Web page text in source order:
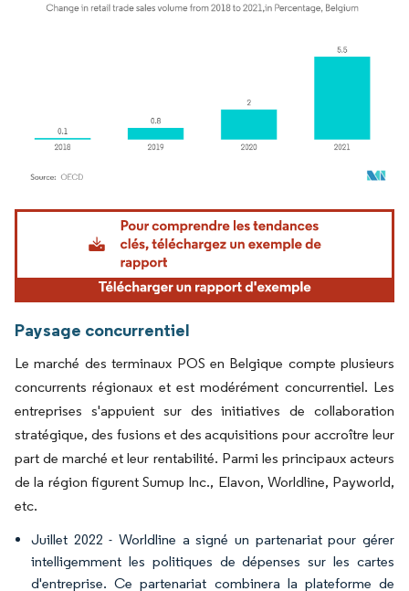
Image © Mordor Intelligence. La réutilisation nécessite une attribution sous CC BY
Paysage concurrentiel
Le marché des terminaux POS en Belgique compte plusieurs
concurrents régionaux et est modérément concurrentiel. Les
entreprises s'appuient sur des initiatives de collaboration
stratégique, des fusions et des acquisitions pour accroître leur
part de marché et leur rentabilité. Parmi les principaux acteurs
de la région figurent Sumup Inc., Elavon, Worldline, Payworld,
etc.
Juillet 2022 - Worldline a signé un partenariat pour gérer
intelligemment les politiques de dépenses sur les cartes
d'entreprise. Ce partenariat combinera la plateforme de